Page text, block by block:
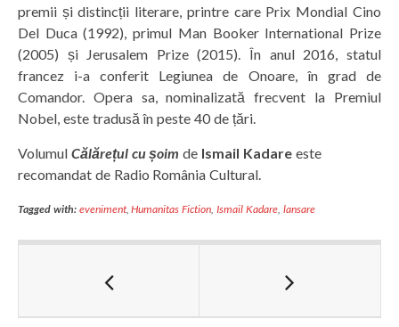
premii și distincții literare, printre care Prix Mondial Cino
Del Duca (1992), primul Man Booker International Prize
(2005) și Jerusalem Prize (2015). În anul 2016, statul
francez i-a conferit Legiunea de Onoare, în grad de
Comandor. Opera sa, nominalizată frecvent la Premiul
Nobel, este tradusă în peste 40 de țări.
Volumul Călărețul cu șoim de Ismail Kadareeste
recomandat de Radio România Cultural.
Tagged with: eveniment,Humanitas Fiction,Ismail Kadare, lansare